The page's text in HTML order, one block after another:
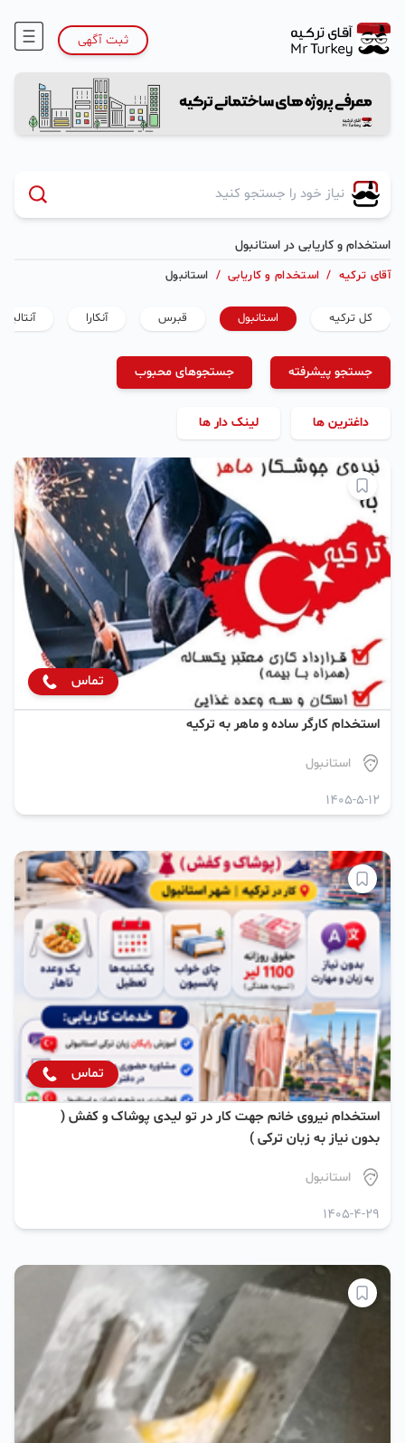
ثبت آگهی
استخدام و کاریابی در استانبول
آقای ترکیه / استخدام و کاریابی / استانبول
کل ترکیه استانبول قبرس آنکارا آنتالیا
جستجو پیشرفته جستجوهای محبوب
داغترین ها لینک دار ها
تماس
استخدام کارگر ساده و ماهر به ترکیه
استانبول
1405-5-12
تماس
استخدام نیروی خانم جهت کار در تو لیدی پوشاک و کفش (
بدون نیاز به زبان ترکی )
استانبول
1405-4-29